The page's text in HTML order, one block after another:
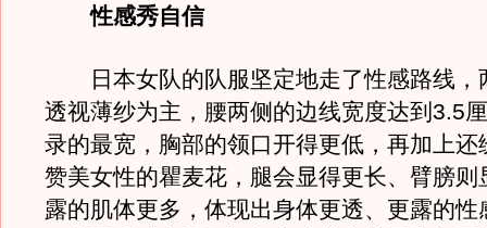
性感秀自信
日本女队的队服坚定地走了性感路线，
透视薄纱为主，腰两侧的边线宽度达到3.5
录的最宽，胸部的领口开得更低，再加上还
赞美女性的瞿麦花，腿会显得更长、臂膀则
露的肌体更多，体现出身体更透、更露的性